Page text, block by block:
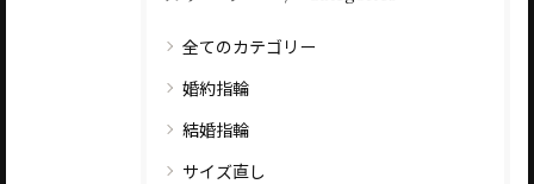
全てのカテゴリー
婚約指輪
結婚指輪
サイズ直し